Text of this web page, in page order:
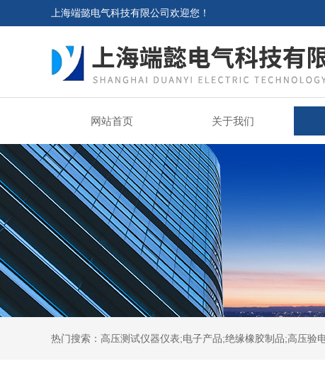
上海端懿电气科技有限公司欢迎您！
网站首页 关于我们
热门搜索：高压测试仪器仪表;电子产品;绝缘橡胶制品;高压验